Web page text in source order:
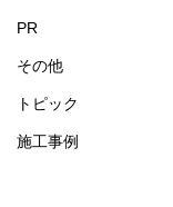
PR
その他
トピック
施工事例